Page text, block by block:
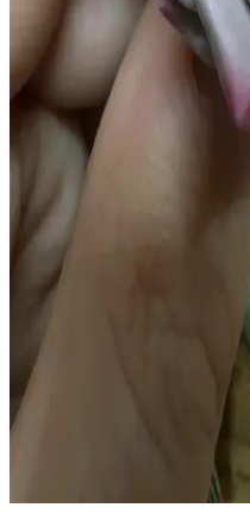
Saç İlhamlı Polimer Kil
Yapım Süreci Detayları
Saçın doğal düşüşü ve renk
vazo, detaylı kıvrımlar ve
kazanıyor. Üretim sürecinde
kullanıldı.
Tiny Cat Village:
Minyatür Polimer Kil
Tiny Cat Village serisi, Yeti'nin
polimer kil figürleriyle detaylı
tasarımda özgünlük ve sıcak
Polimer Kil ile
Karşılaşılan Zorluklar
Polimer kil ile anahtarlık için
kilin yumuşaklığı, parmak
Pratik ve sabırla başarılı